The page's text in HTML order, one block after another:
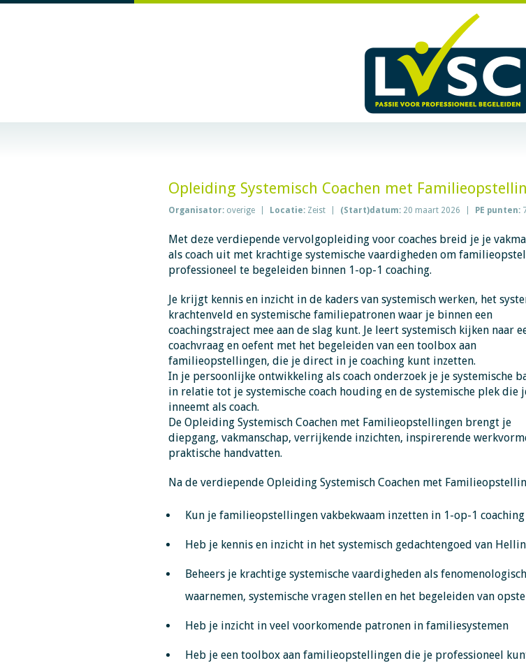
Opleiding Systemisch Coachen met
Organisator: overige Locatie: Zeist (Start)datum: 20 maart 2026 PE punten:
Met deze verdiepende vervolgopleiding voor coaches breid je je
als coach uit met krachtige systemische vaardigheden om
professioneel te begeleiden binnen 1-op-1 coaching.
Je krijgt kennis en inzicht in de kaders van systemisch werken, het
krachtenveld en systemische familiepatronen waar je binnen een
coachingstraject mee aan de slag kunt. Je leert systemisch kijken naar
coachvraag en oefent met het begeleiden van een toolbox aan
familieopstellingen, die je direct in je coaching kunt inzetten.
In je persoonlijke ontwikkeling als coach onderzoek je je systemische
in relatie tot je systemische coach houding en de systemische plek die
inneemt als coach.
De Opleiding Systemisch Coachen met Familieopstellingen brengt je
diepgang, vakmanschap, verrijkende inzichten, inspirerende
praktische handvatten.
Na de verdiepende Opleiding Systemisch Coachen met
Kun je familieopstellingen vakbekwaam inzetten in 1-op-1 coaching
Heb je kennis en inzicht in het systemisch gedachtengoed van
Beheers je krachtige systemische vaardigheden als fenomenologisch
waarnemen, systemische vragen stellen en het begeleiden van
Heb je inzicht in veel voorkomende patronen in familiesystemen
Heb je een toolbox aan familieopstellingen die je professioneel